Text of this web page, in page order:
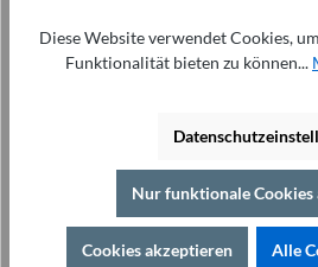
Anzahl
Fachberatung unter
Diese Website verwendet Cookies,
Funktionalität bieten zu können...
Nur funktionale Cookies
Cookies akzeptieren Alle